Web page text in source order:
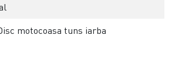
motocoasa tuns iarba